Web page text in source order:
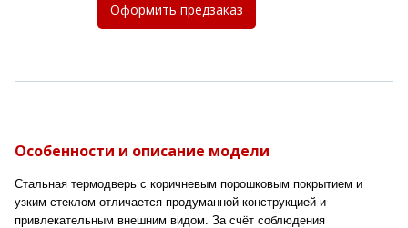
Оформить предзаказ
Особенности и описание модели
Стальная термодверь с коричневым порошковым покрытием и
узким стеклом отличается продуманной конструкцией и
привлекательным внешним видом. За счёт соблюдения